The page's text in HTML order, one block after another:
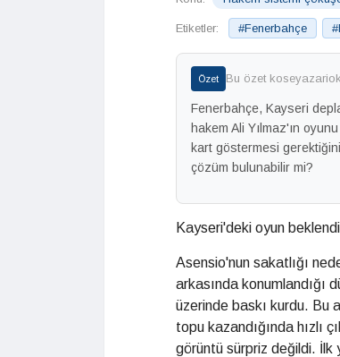
Etiketler: #Fenerbahçe
Özet Bu özet
Fenerbahçe, Kayseri
hakem Ali Yılmaz'ın
kart göstermesi
çözüm bulunabilir mi?
Kayseri'deki oyun
Asensio'nun sakatlığı
arkasında konumlandığı
üzerinde baskı kurdu. Bu
topu kazandığında hızlı
görüntü sürpriz değildi. İlk